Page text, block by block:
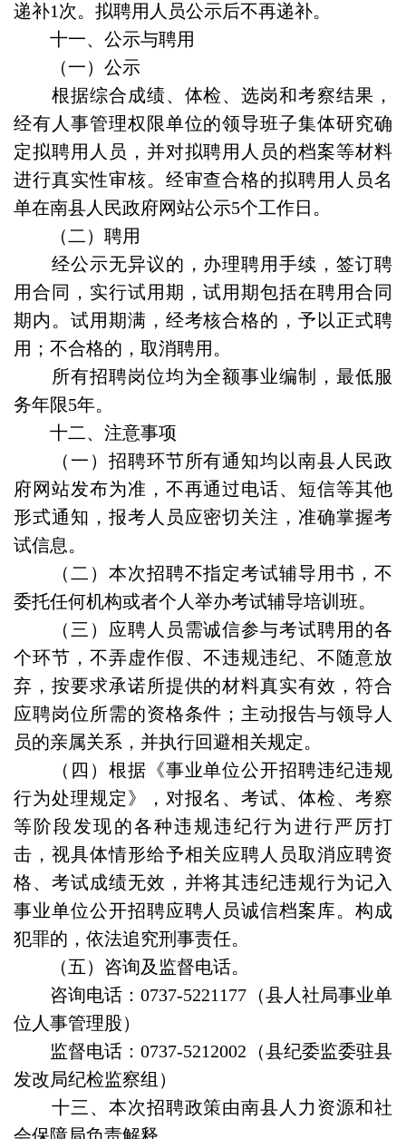
递补1次。拟聘用人员公示后不再递补。
十一、公示与聘用
（一）公示
根据综合成绩、体检、选岗和考察结果，
经有人事管理权限单位的领导班子集体研究确
定拟聘用人员，并对拟聘用人员的档案等材料
进行真实性审核。经审查合格的拟聘用人员名
单在南县人民政府网站公示5个工作日。
（二）聘用
经公示无异议的，办理聘用手续，签订聘
用合同，实行试用期，试用期包括在聘用合同
期内。试用期满，经考核合格的，予以正式聘
用；不合格的，取消聘用。
所有招聘岗位均为全额事业编制，最低服
务年限5年。
十二、注意事项
（一）招聘环节所有通知均以南县人民政
府网站发布为准，不再通过电话、短信等其他
形式通知，报考人员应密切关注，准确掌握考
试信息。
（二）本次招聘不指定考试辅导用书，不
委托任何机构或者个人举办考试辅导培训班。
（三）应聘人员需诚信参与考试聘用的各
个环节，不弄虚作假、不违规违纪、不随意放
弃，按要求承诺所提供的材料真实有效，符合
应聘岗位所需的资格条件；主动报告与领导人
员的亲属关系，并执行回避相关规定。
（四）根据《事业单位公开招聘违纪违规
行为处理规定》，对报名、考试、体检、考察
等阶段发现的各种违规违纪行为进行严厉打
击，视具体情形给予相关应聘人员取消应聘资
格、考试成绩无效，并将其违纪违规行为记入
事业单位公开招聘应聘人员诚信档案库。构成
犯罪的，依法追究刑事责任。
（五）咨询及监督电话。
咨询电话：0737-5221177（县人社局事业单
位人事管理股）
监督电话：0737-5212002（县纪委监委驻县
发改局纪检监察组）
十三、本次招聘政策由南县人力资源和社